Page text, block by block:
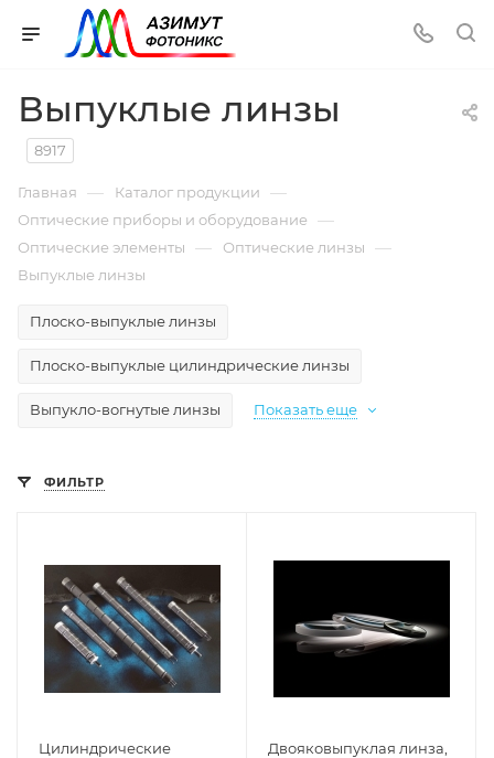
Выпуклые линзы
8917
Главная — Каталог продукции —
Оптические приборы и оборудование —
Оптические элементы — Оптические линзы —
Выпуклые линзы
Плоско-выпуклые линзы
Плоско-выпуклые цилиндрические линзы
Выпукло-вогнутые линзы Показать еще
ФИЛЬТР
Цилиндрические
Двояковыпуклая линза,